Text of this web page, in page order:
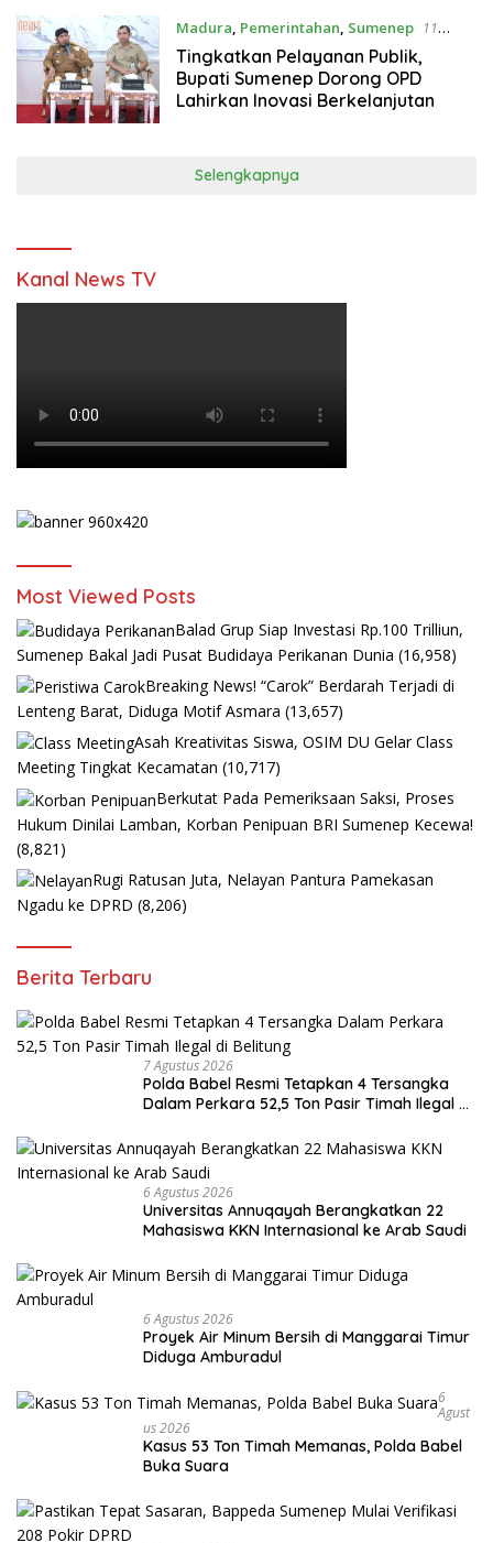
Madura, Pemerintahan, Sumenep
11
Agustus 2025
Tingkatkan Pelayanan Publik,
Bupati Sumenep Dorong OPD
Lahirkan Inovasi Berkelanjutan
Selengkapnya
Kanal News TV
Most Viewed Posts
Balad Grup Siap Investasi Rp.100 Trilliun,
Sumenep Bakal Jadi Pusat Budidaya Perikanan Dunia (16,958)
Breaking News! “Carok” Berdarah Terjadi di
Lenteng Barat, Diduga Motif Asmara (13,657)
Asah Kreativitas Siswa, OSIM DU Gelar Class
Meeting Tingkat Kecamatan (10,717)
Berkutat Pada Pemeriksaan Saksi, Proses
Hukum Dinilai Lamban, Korban Penipuan BRI Sumenep Kecewa!
(8,821)
Rugi Ratusan Juta, Nelayan Pantura Pamekasan
Ngadu ke DPRD (8,206)
Berita Terbaru
7 Agustus 2026
Polda Babel Resmi Tetapkan 4 Tersangka
Dalam Perkara 52,5 Ton Pasir Timah Ilegal di
6 Agustus 2026
Universitas Annuqayah Berangkatkan 22
Mahasiswa KKN Internasional ke Arab Saudi
6 Agustus 2026
Proyek Air Minum Bersih di Manggarai Timur
Diduga Amburadul
6
Agust
Us 2026
Kasus 53 Ton Timah Memanas, Polda Babel
Buka Suara